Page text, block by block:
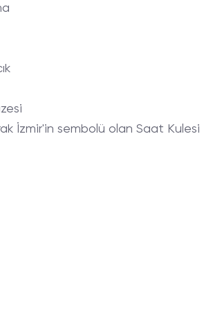
İzmir'in sembolü olan Saat Kulesi